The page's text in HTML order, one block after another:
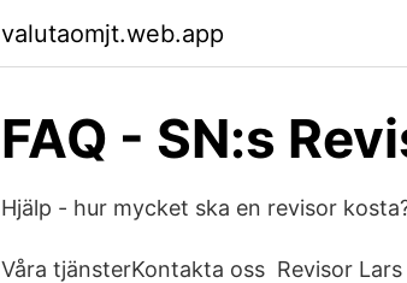
valutaomjt.web.app
FAQ - SN:s
Hjälp - hur mycket ska en revisor
Våra tjänsterKontakta oss Revisor